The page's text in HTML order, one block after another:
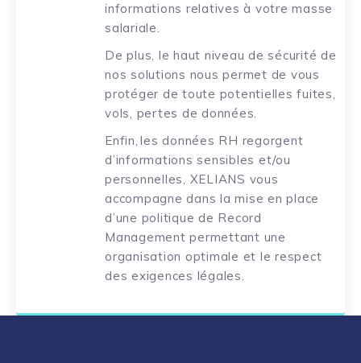
informations relatives à votre masse
salariale.
De plus, le haut niveau de sécurité de
nos solutions nous permet de vous
protéger de toute potentielles fuites,
vols, pertes de données.
Enfin, les données RH regorgent
d’informations sensibles et/ou
personnelles, XELIANS vous
accompagne dans la mise en place
d’une politique de Record
Management permettant une
organisation optimale et le respect
des exigences légales.